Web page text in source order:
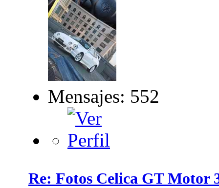
Mensajes: 552
Re: Fotos Celica GT Motor